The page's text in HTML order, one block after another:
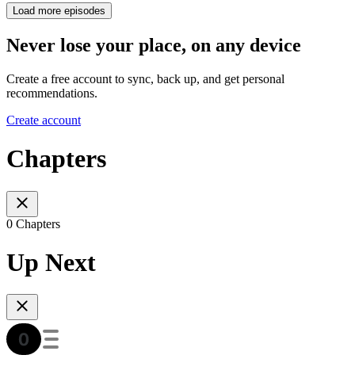
Load more episodes
Never lose your place, on any device
Create a free account to sync, back up, and get personal
recommendations.
Create account
Chapters
0 Chapters
Up Next